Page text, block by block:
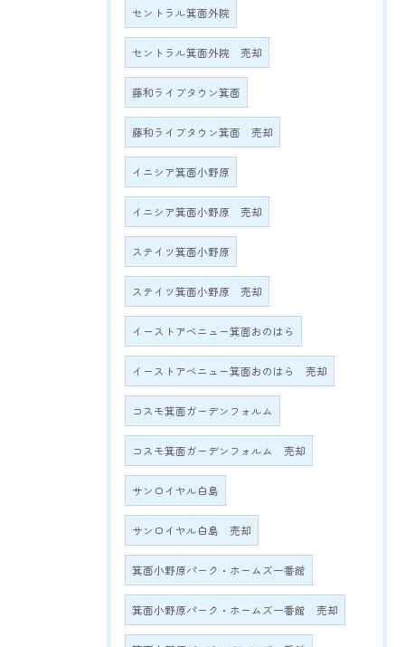
セントラル箕面外院
セントラル箕面外院 売却
藤和ライブタウン箕面
藤和ライブタウン箕面 売却
イニシア箕面小野原
イニシア箕面小野原 売却
ステイツ箕面小野原
ステイツ箕面小野原 売却
イーストアベニュー箕面おのはら
イーストアベニュー箕面おのはら 売却
コスモ箕面ガーデンフォルム
コスモ箕面ガーデンフォルム 売却
サンロイヤル白島
サンロイヤル白島 売却
箕面小野原パーク・ホームズ一番館
箕面小野原パーク・ホームズ一番館 売却